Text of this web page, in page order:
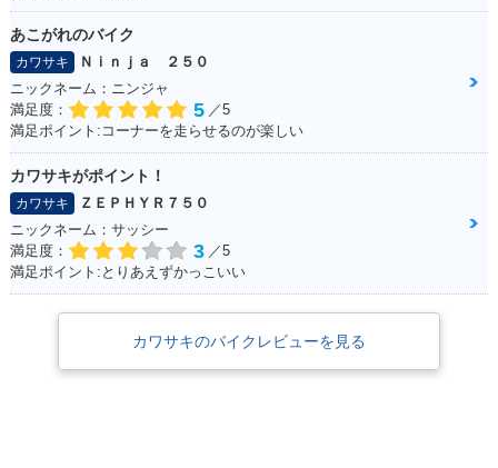
あこがれのバイク
カワサキ
Ｎｉｎｊａ ２５０
ニックネーム：ニンジャ
満足度：
5 ／5
満足ポイント:コーナーを走らせるのが楽しい
カワサキがポイント！
カワサキ
ＺＥＰＨＹＲ７５０
ニックネーム：サッシー
満足度：
3 ／5
満足ポイント:とりあえずかっこいい
カワサキのバイクレビューを見る